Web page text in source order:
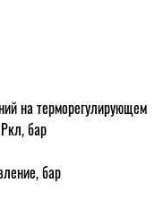
на терморегулирующем
бар
бар